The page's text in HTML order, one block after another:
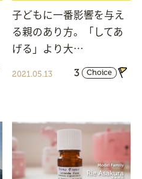
子どもに一番影響を与え
る親のあり方。「してあ
げる」より大…
2021.05.13 3 Choice